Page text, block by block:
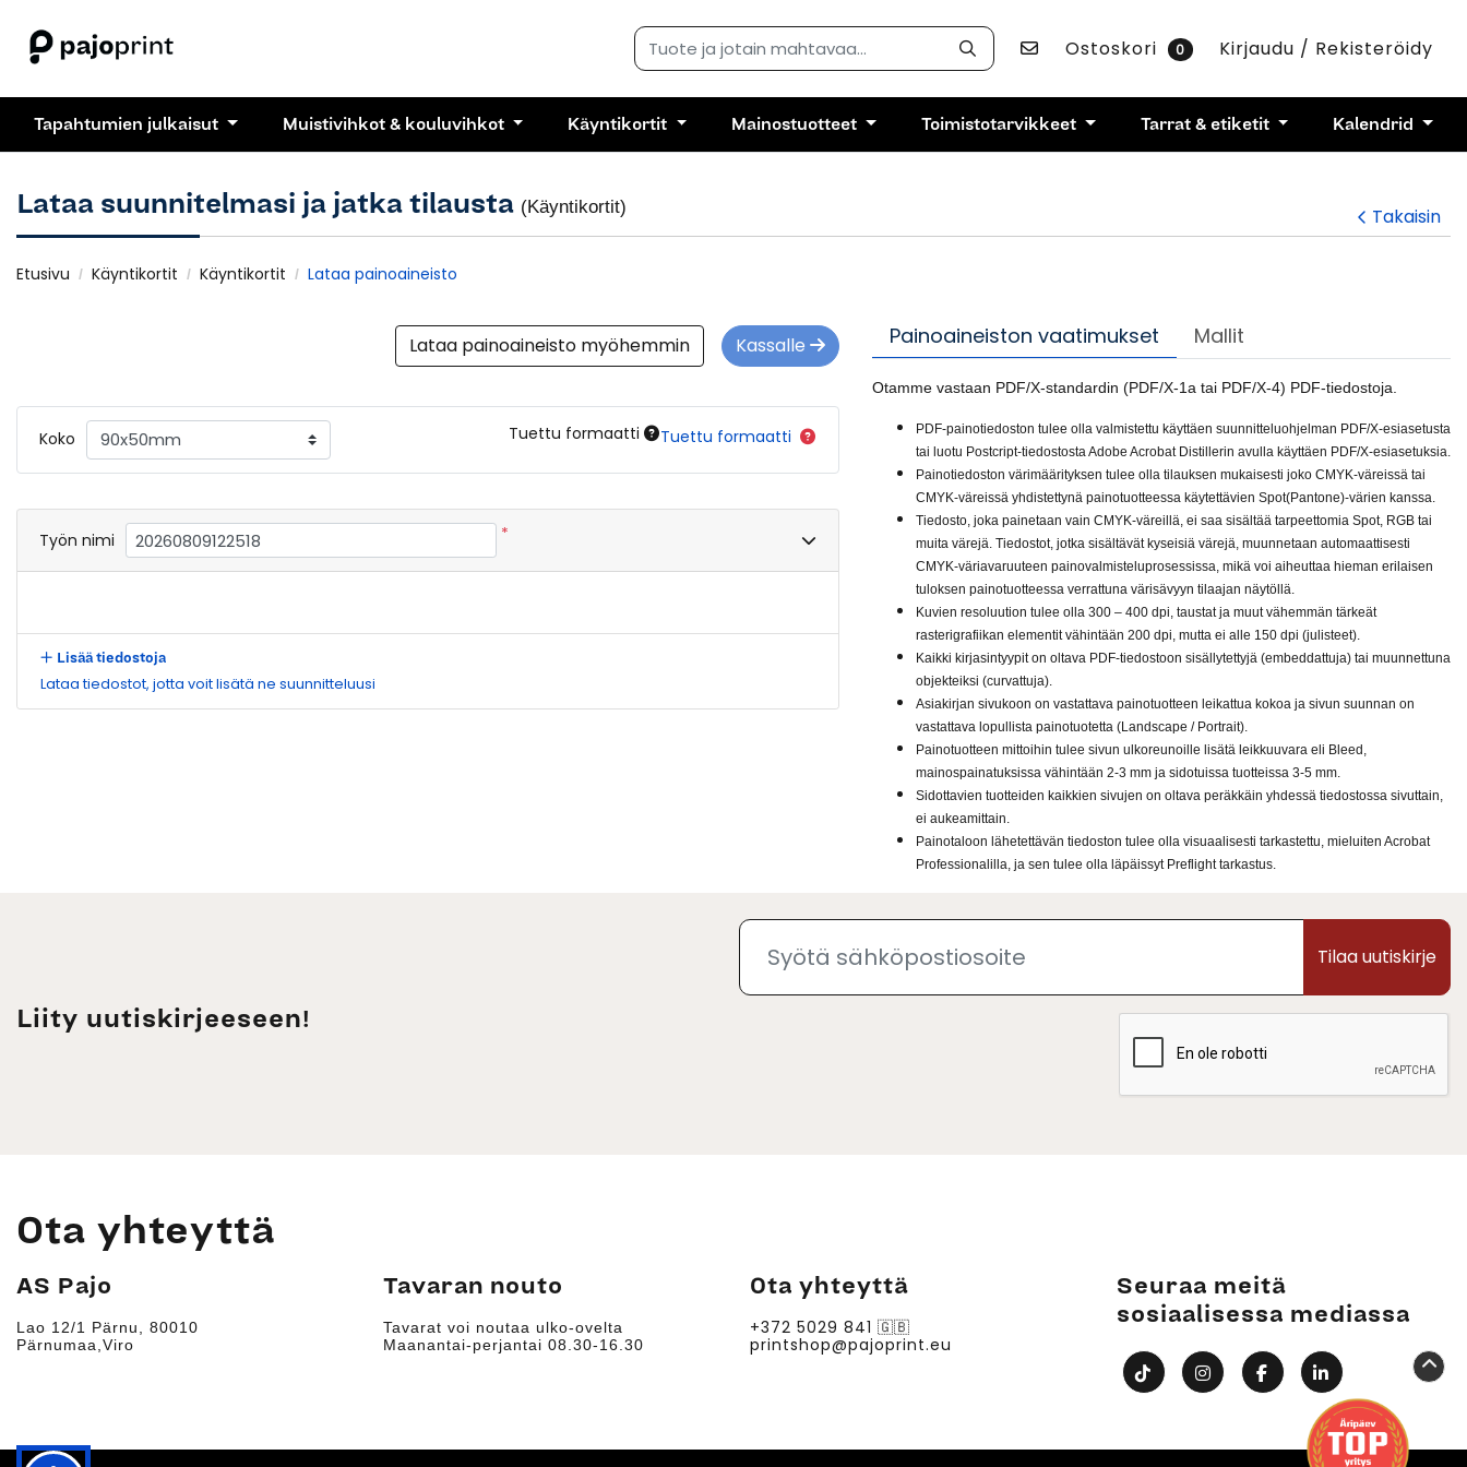
Contact Us
Ostoskori 0 Kirjaudu / Rekisteröidy
Tapahtumien julkaisut Muistivihkot & kouluvihkot Käyntikortit Mainostuotteet Toimistotarvikkeet Tarrat & etiketit Kalendrid
Lataa suunnitelmasi ja jatka tilausta (Käyntikortit) Takaisin
Etusivu Käyntikortit Käyntikortit Lataa painoaineisto
Painoaineiston vaatimukset Mallit
Otamme vastaan PDF/X-standardin (PDF/X-1a tai PDF/X-4) PDF-tiedostoja.
PDF-painotiedoston tulee olla valmistettu käyttäen suunnitteluohjelman PDF/X-esiasetusta
tai luotu Postcript-tiedostosta Adobe Acrobat Distillerin avulla käyttäen PDF/X-esiasetuksia.
Painotiedoston värimäärityksen tulee olla tilauksen mukaisesti joko CMYK-väreissä tai
CMYK-väreissä yhdistettynä painotuotteessa käytettävien Spot(Pantone)-värien kanssa.
Tiedosto, joka painetaan vain CMYK-väreillä, ei saa sisältää tarpeettomia Spot, RGB tai
muita värejä. Tiedostot, jotka sisältävät kyseisiä värejä, muunnetaan automaattisesti
CMYK-väriavaruuteen painovalmisteluprosessissa, mikä voi aiheuttaa hieman erilaisen
tuloksen painotuotteessa verrattuna värisävyyn tilaajan näytöllä.
Kuvien resoluution tulee olla 300 – 400 dpi, taustat ja muut vähemmän tärkeät
rasterigrafiikan elementit vähintään 200 dpi, mutta ei alle 150 dpi (julisteet).
Kaikki kirjasintyypit on oltava PDF-tiedostoon sisällytettyjä (embeddattuja) tai muunnettuna
objekteiksi (curvattuja).
Asiakirjan sivukoon on vastattava painotuotteen leikattua kokoa ja sivun suunnan on
vastattava lopullista painotuotetta (Landscape / Portrait).
Painotuotteen mittoihin tulee sivun ulkoreunoille lisätä leikkuuvara eli Bleed,
mainospainatuksissa vähintään 2-3 mm ja sidotuissa tuotteissa 3-5 mm.
Sidottavien tuotteiden kaikkien sivujen on oltava peräkkäin yhdessä tiedostossa sivuttain,
ei aukeamittain.
Painotaloon lähetettävän tiedoston tulee olla visuaalisesti tarkastettu, mieluiten Acrobat
Professionalilla, ja sen tulee olla läpäissyt Preflight tarkastus.
Lataa painoaineisto myöhemmin Kassalle
Koko Tuettu formaatti Tuettu formaatti
Työn nimi *
Lisää tiedostoja
Lataa tiedostot, jotta voit lisätä ne suunnitteluusi
Liity uutiskirjeeseen!
Tilaa uutiskirje
Ota yhteyttä
AS Pajo
Lao 12/1 Pärnu, 80010
Pärnumaa,Viro
Tavaran nouto
Tavarat voi noutaa ulko-ovelta
Maanantai-perjantai 08.30-16.30
Ota yhteyttä
+372 5029 841 🇬🇧
printshop@pajoprint.eu
Seuraa meitä
sosiaalisessa mediassa